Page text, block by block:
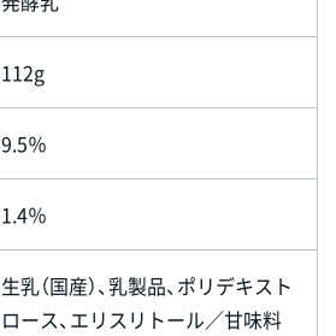
112g
9.5％
1.4％
生乳（国産）、乳製品、ポリデキスト
ロース、エリスリトール／甘味料